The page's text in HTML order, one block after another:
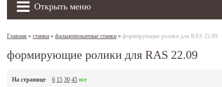
Открыть меню
Главная » станки » фальцепрокатные станки » формирующие ролики для RAS 22.09
формирующие ролики для RAS 22.09
На странице 6 15 30 45 все